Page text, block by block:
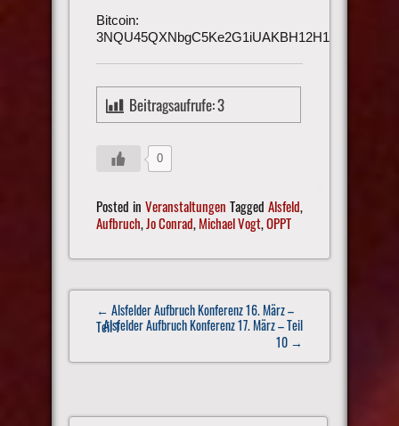
Bitcoin:
3NQU45QXNbgC5Ke2G1iUAKBH12H1h3UmAu
Beitragsaufrufe:3
0
Posted in Veranstaltungen TaggedAlsfeld,
Aufbruch,Jo Conrad,Michael Vogt,OPPT
Post
navigation
← Alsfelder Aufbruch Konferenz 16. März –
Teil 1
Alsfelder Aufbruch Konferenz 17. März – Teil
10 →